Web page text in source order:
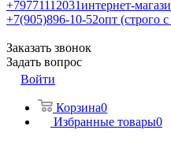
+79771112031интернет-
+7(905)896-10-52опт (строго
Заказать звонок
Задать вопрос
Войти
Корзина0
Избранные товары0